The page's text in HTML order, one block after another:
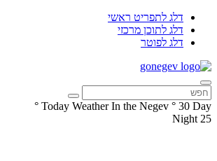
דלג לתפריט ראשי
דלג לתוכן מרכזי
דלג לפוטר
Today Weather In the Negev ° 30 Day
°
25
Night